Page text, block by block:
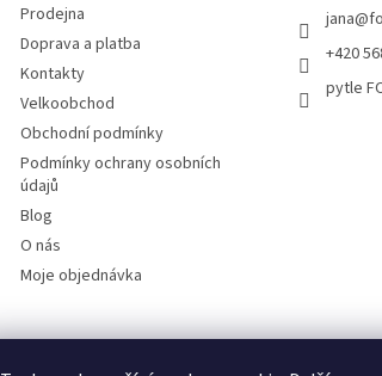
Prodejna
Doprava a platba
Kontakty
Velkoobchod
Obchodní podmínky
Podmínky ochrany osobních
údajů
Blog
O nás
Moje objednávka
jana@
+420
pytle